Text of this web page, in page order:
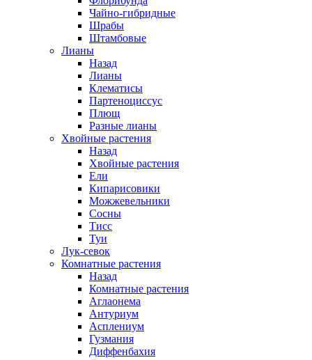
Чайно-гибридные
Шрабы
Штамбовые
Лианы
Назад
Лианы
Клематисы
Партеноциссус
Плющ
Разные лианы
Хвойные растения
Назад
Хвойные растения
Ели
Кипарисовики
Можжевельники
Сосны
Тисс
Туи
Лук-севок
Комнатные растения
Назад
Комнатные растения
Аглаонема
Антуриум
Асплениум
Гузмания
Диффенбахия